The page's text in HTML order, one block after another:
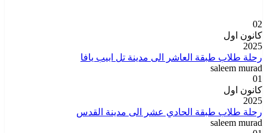
02
كانون اول
2025
رحلة طلاب طبقة العاشر الى مدينة تل ابيب يافا
saleem murad
01
كانون اول
2025
رحلة طلاب طبقة الحادي عشر الى مدينة القدس
saleem murad